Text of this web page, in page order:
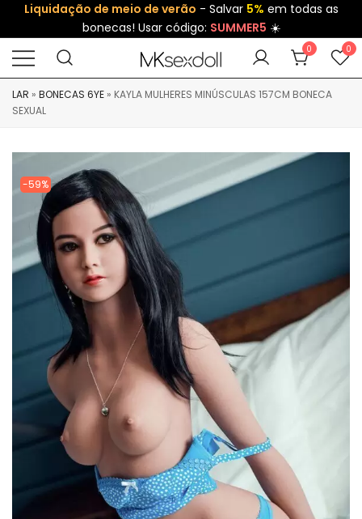
Liquidação de meio de verão - Salvar 5% em todas as
bonecas! Usar código: SUMMER5 ☀️
0 0
LAR » BONECAS 6YE » KAYLA MULHERES MINÚSCULAS 157CM BONECA
SEXUAL
-59%